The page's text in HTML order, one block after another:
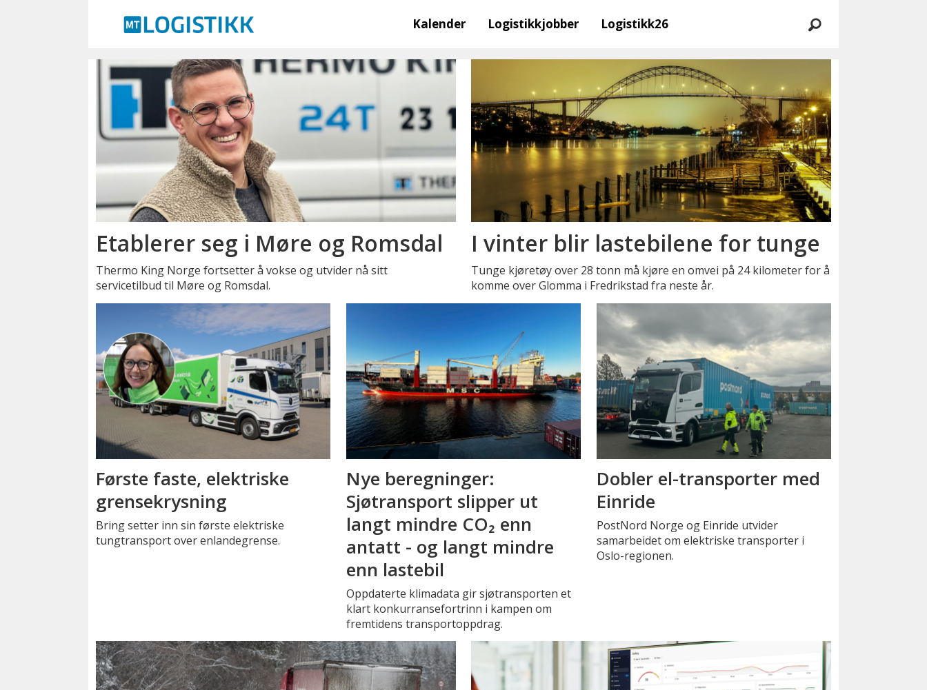
Kalender Logistikkjobber Logistikk26
veitransport
Etablerer seg i Møre og Romsdal
Thermo King Norge fortsetter å vokse og utvider nå sitt
servicetilbud til Møre og Romsdal.
I vinter blir lastebilene for tunge
Tunge kjøretøy over 28 tonn må kjøre en omvei på 24 kilometer for å
komme over Glomma i Fredrikstad fra neste år.
Første faste, elektriske
grensekrysning
Bring setter inn sin første elektriske
tungtransport over enlandegrense.
Nye beregninger:
Sjøtransport slipper ut
langt mindre CO₂ enn
antatt - og langt mindre
enn lastebil
Oppdaterte klimadata gir sjøtransporten et
klart konkurransefortrinn i kampen om
fremtidens transportoppdrag.
Dobler el-transporter med
Einride
PostNord Norge og Einride utvider
samarbeidet om elektriske transporter i
Oslo-regionen.